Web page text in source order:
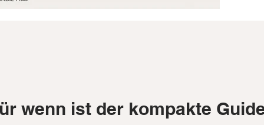
wenn ist der kompakte